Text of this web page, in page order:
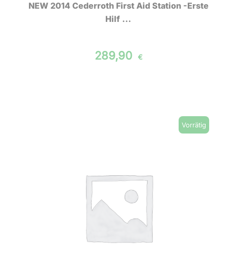
NEW 2014 Cederroth First Aid Station -Erste
Hilf ...
289,90 €
Vorrätig